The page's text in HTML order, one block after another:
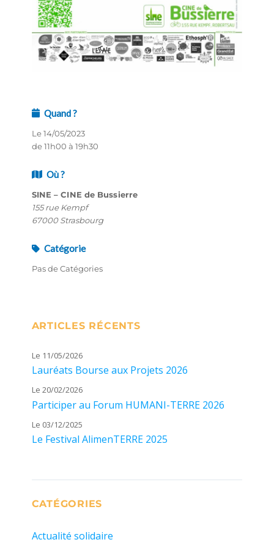
Quand ?
Le 14/05/2023
de 11h00 à 19h30
Où ?
SINE – CINE de Bussierre
155 rue Kempf
67000 Strasbourg
Catégorie
Pas de Catégories
ARTICLES RÉCENTS
Le 11/05/2026
Lauréats Bourse aux Projets 2026
Le 20/02/2026
Participer au Forum HUMANI-TERRE 2026
Le 03/12/2025
Le Festival AlimenTERRE 2025
CATÉGORIES
Actualité solidaire